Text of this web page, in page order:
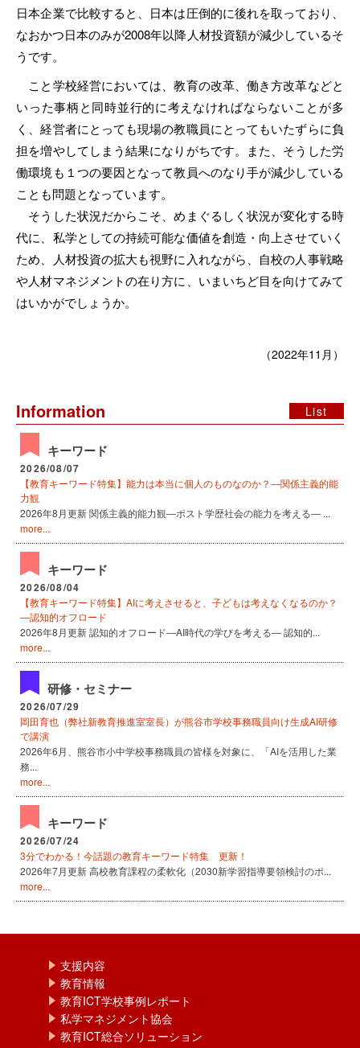
日本企業で比較すると、日本は圧倒的に後れを取っており、
なおかつ日本のみが2008年以降人材投資額が減少しているそ
うです。
こと学校経営においては、教育の改革、働き方改革などと
いった事柄と同時並行的に考えなければならないことが多
く、経営者にとっても現場の教職員にとってもいたずらに負
担を増やしてしまう結果になりがちです。また、そうした労
働環境も１つの要因となって教員へのなり手が減少している
ことも問題となっています。
そうした状況だからこそ、めまぐるしく状況が変化する時
代に、私学としての持続可能な価値を創造・向上させていく
ため、人材投資の拡大も視野に入れながら、自校の人事戦略
や人材マネジメントの在り方に、いまいちど目を向けてみて
はいかがでしょうか。
（2022年11月）
Information List
キーワード
2026/08/07
【教育キーワード特集】能力は本当に個人のものなのか？―関係主義的能
力観
2026年8月更新 関係主義的能力観―ポスト学歴社会の能力を考える― ...
more...
キーワード
2026/08/04
【教育キーワード特集】AIに考えさせると、子どもは考えなくなるのか？
―認知的オフロード
2026年8月更新 認知的オフロード―AI時代の学びを考える― 認知的...
more...
研修・セミナー
2026/07/29
岡田育也（弊社新教育推進室室長）が熊谷市学校事務職員向け生成AI研修
で講演
2026年6月、熊谷市小中学校事務職員の皆様を対象に、「AIを活用した業
務...
more...
キーワード
2026/07/24
3分でわかる！今話題の教育キーワード特集 更新！
2026年7月更新 高校教育課程の柔軟化（2030新学習指導要領検討のポ...
more...
支援内容
教育情報
教育ICT学校事例レポート
私学マネジメント協会
教育ICT総合ソリューション